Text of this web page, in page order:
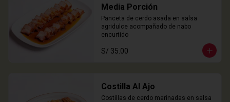
Media Porción
Panceta de cerdo asada en salsa
agridulce acompañado de nabo
encurtido
S/ 35.00
Costilla Al Ajo
Costillas de cerdo marinadas en salsa